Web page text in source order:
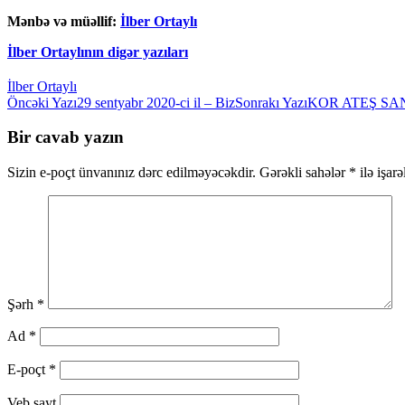
Mənbə və müəllif: İlber Ortaylı
İlber Ortaylının digər yazıları
İlber Ortaylı
Yazılar
üzrə
naviqasiya
Öncəki Yazı29 sentyabr 2020-ci il – BizSonrakı YazıKOR ATEŞ
Bir cavab yazın
Sizin e-poçt ünvanınız dərc edilməyəcəkdir. Gərəkli sahələr * ilə
Şərh *
Ad *
E-poçt *